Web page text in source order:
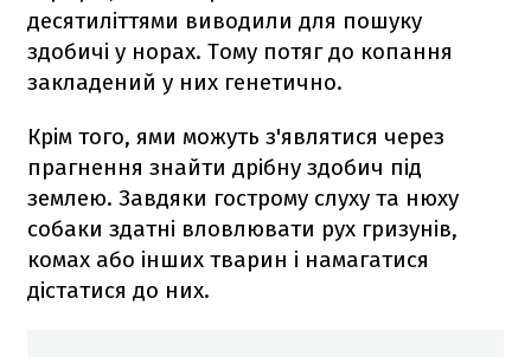
десятиліттями виводили для пошуку
здобичі у норах. Тому потяг до копання
закладений у них генетично.
Крім того, ями можуть з'являтися через
прагнення знайти дрібну здобич під
землею. Завдяки гострому слуху та нюху
собаки здатні вловлювати рух гризунів,
комах або інших тварин і намагатися
дістатися до них.